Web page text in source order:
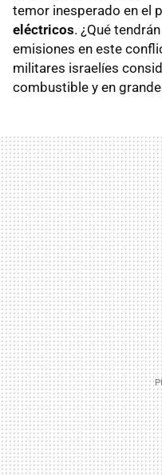
temor inesperado en el
eléctricos. ¿Qué
emisiones en este
militares israelíes
combustible y en